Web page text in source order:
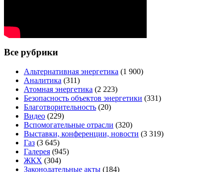
Все рубрики
Альтернативная энергетика (1 900)
Аналитика (311)
Атомная энергетика (2 223)
Безопасность объектов энергетики (331)
Благотворительность (20)
Видео (229)
Вспомогательные отрасли (320)
Выставки, конференции, новости (3 319)
Газ (3 645)
Галерея (945)
ЖКХ (304)
Законодательные акты (184)